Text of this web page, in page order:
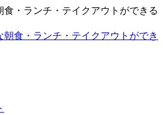
食・ランチ・テイクアウトができる